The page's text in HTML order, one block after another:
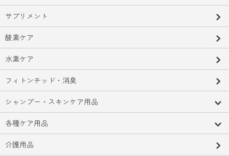
サプリメント
酸素ケア
水素ケア
フィトンチッド・消臭
シャンプー・スキンケア用品
各種ケア用品
介護用品